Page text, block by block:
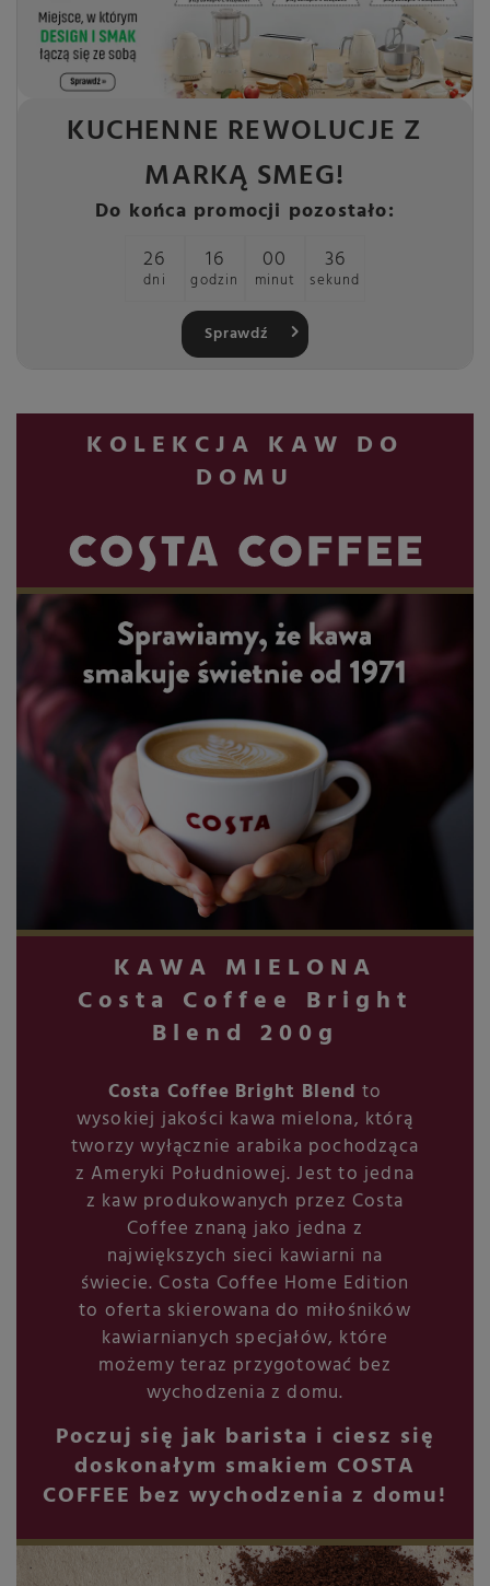
KUCHENNE REWOLUCJE Z
MARKĄ SMEG!
Do końca promocji pozostało:
26
dni
16
godzin
00
minut
34
sekund
Sprawdź
KOLEKCJA KAW DO
DOMU
KAWA MIELONA
Costa Coffee Bright
Blend 200g
Costa Coffee Bright Blend to
wysokiej jakości kawa mielona, którą
tworzy wyłącznie arabika pochodząca
z Ameryki Południowej. Jest to jedna
z kaw produkowanych przez Costa
Coffee znaną jako jedna z
największych sieci kawiarni na
świecie. Costa Coffee Home Edition
to oferta skierowana do miłośników
kawiarnianych specjałów, które
możemy teraz przygotować bez
wychodzenia z domu.
Poczuj się jak barista i ciesz się
doskonałym smakiem COSTA
COFFEE bez wychodzenia z domu!